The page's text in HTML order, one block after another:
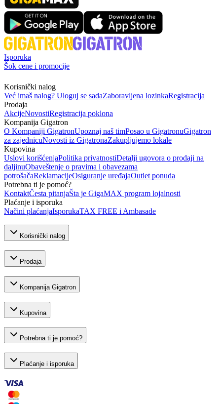
Isporuka
Šok cene i promocije
Korisnički nalog
Već imaš nalog? Uloguj se sadaZaboravljena lozinkaRegistracija
Prodaja
AkcijeNovostiRegistracija poklona
Kompanija Gigatron
O Kompaniji GigatronUpoznaj naš timPosao u GigatronuGigatron
za zajednicuNovosti iz GigatronaZakupljujemo lokale
Kupovina
Uslovi korišćenjaPolitika privatnostiDetalji ugovora o prodaji na
daljinuObaveštenje o pravima i obavezama
potrošačaReklamacijeOsiguranje uređajaOutlet ponuda
Potrebna ti je pomoć?
KontaktČesta pitanjaŠta je GigaMAX program lojalnosti
Plaćanje i isporuka
Načini plaćanjaIsporukaTAX FREE i Ambasade
Korisnički nalog
Prodaja
Kompanija Gigatron
Kupovina
Potrebna ti je pomoć?
Plaćanje i isporuka